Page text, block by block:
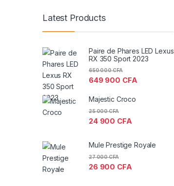
Latest Products
Paire de Phares LED Lexus
RX 350 Sport 2023
649 900 CFA
650 000CFA
Majestic Croco
24 900 CFA
25 000CFA
Mule Prestige Royale
26 900 CFA
27 000CFA